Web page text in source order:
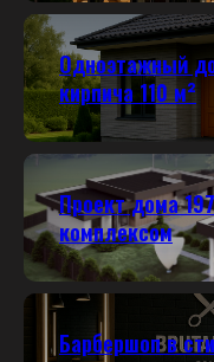
Одноэтажный
кирпича 110 м²
Проект дома
комплексом
Барбершоп в